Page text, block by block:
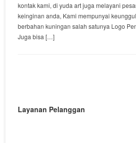
kontak kami, di yuda art juga melayani
keinginan anda, Kami mempunyai
berbahan kuningan salah satunya Logo
Juga bisa […]
Layanan Pelanggan